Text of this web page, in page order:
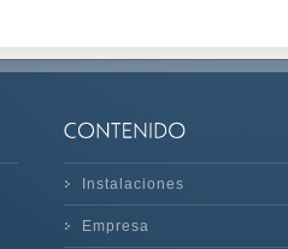
Instalaciones
Empresa